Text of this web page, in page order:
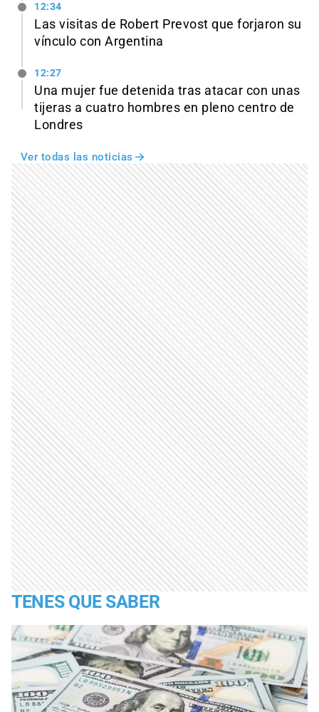
12:34
Las visitas de Robert Prevost que forjaron su
vínculo con Argentina
12:27
Una mujer fue detenida tras atacar con unas
tijeras a cuatro hombres en pleno centro de
Londres
Ver todas las noticias
TENES QUE SABER